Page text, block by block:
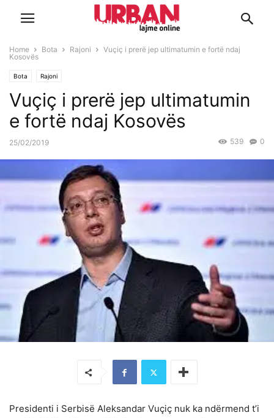
Home Bota Rajoni
Vuçiç i prerë jep ultimatumin e fortë ndaj
Kosovës
Bota Rajoni
Vuçiç i prerë jep ultimatumin
e fortë ndaj Kosovës
25/02/2019 0
539
Presidenti i Serbisë Aleksandar Vuçiç nuk ka ndërmend t’i